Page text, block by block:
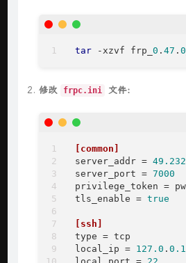
tar -xzvf frp_0 .47 .0
修改 frpc.ini 文件：
[common]
server_addr = 49.232
server_port = 7000
privilege_token
tls_enable = true
[ssh]
type
local_ip = 127.0 .0.1